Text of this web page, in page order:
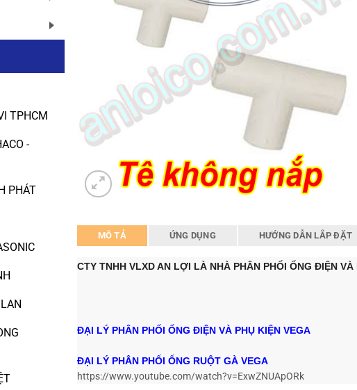
TPHCM
-
PHÁT
MÔ TẢ ỨNG DỤNG HƯỚNG DẪN LẮP ĐẶT
CTY TNHH VLXD AN LỢI LÀ NHÀ PHÂN PHỐI ỐNG ĐIỆN VÀ
ĐẠI LÝ PHÂN PHỐI ỐNG ĐIỆN VÀ PHỤ KIỆN VEGA
ĐẠI LÝ PHÂN PHỐI ỐNG RUỘT GÀ VEGA
https://www.youtube.com/watch?v=ExwZNUApORk